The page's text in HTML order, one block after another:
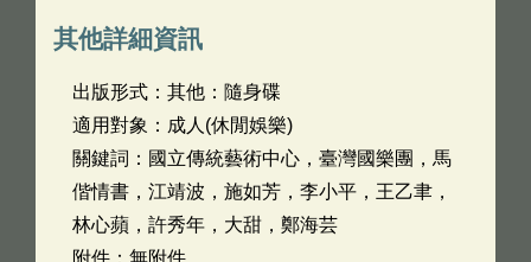
其他詳細資訊
出版形式：其他：隨身碟
適用對象：成人(休閒娛樂)
關鍵詞：國立傳統藝術中心，臺灣國樂團，馬
偕情書，江靖波，施如芳，李小平，王乙聿，
林心蘋，許秀年，大甜，鄭海芸
附件：無附件